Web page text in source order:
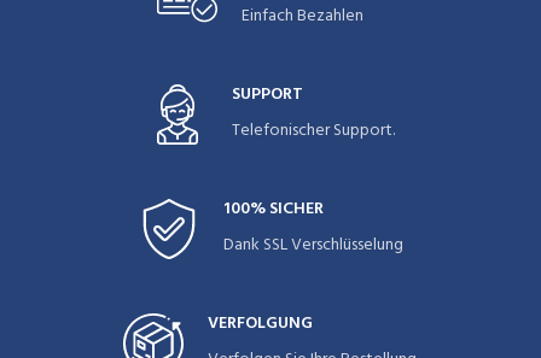
Einfach Bezahlen
SUPPORT
Telefonischer Support.
100% SICHER
Dank SSL Verschlüsselung
VERFOLGUNG